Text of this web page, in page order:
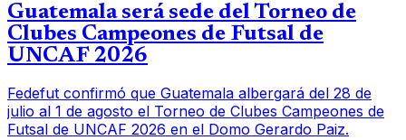
Guatemala será sede del Torneo de
Clubes Campeones de Futsal de
UNCAF 2026
Fedefut confirmó que Guatemala albergará del 28 de
julio al 1 de agosto el Torneo de Clubes Campeones de
Futsal de UNCAF 2026 en el Domo Gerardo Paiz.